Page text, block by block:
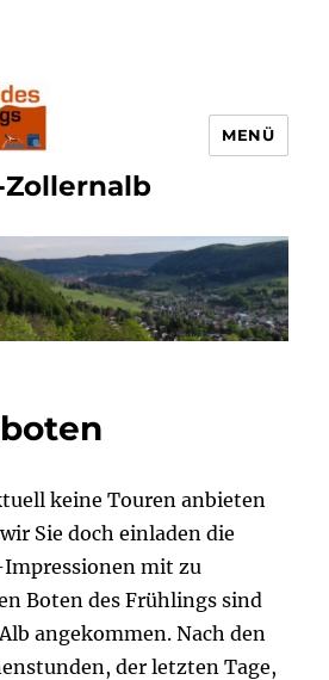
MENÜ
keine Touren anbieten
Sie doch einladen die
mit zu
Boten des Frühlings sind
angekommen. Nach den
der letzten Tage,